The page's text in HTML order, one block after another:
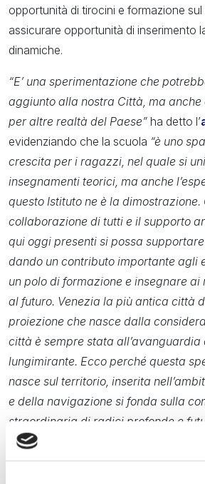
opportunità di tirocini e formazione
assicurare opportunità di inserimento
dinamiche.
“E’ una sperimentazione che
aggiunto alla nostra Città, ma
per altre realtà del Paese” ha detto l’
evidenziando che la scuola “è uno
crescita per i ragazzi, nel quale si
insegnamenti teorici, ma anche
questo Istituto ne è la dimostrazione.
collaborazione di tutti e il supporto
qui oggi presenti si possa
dando un contributo importante agli
un polo di formazione e insegnare
al futuro. Venezia la più antica città
proiezione che nasce dalla
città è sempre stata all’avanguardia
lungimirante. Ecco perché questa
nasce sul territorio, inserita
e della navigazione si fonda sulla
straordinaria di radici profonde e
Venezia continua a fare, ad
Nautico che non è solo uno sfoggio